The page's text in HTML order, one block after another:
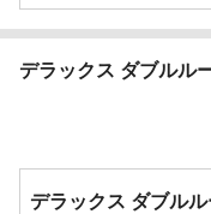
デラックス ダブルル
デラックス ダブルル